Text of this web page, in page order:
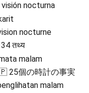
nocturna
nocturne
तथ्य
malam
25個の時計の事実
malam